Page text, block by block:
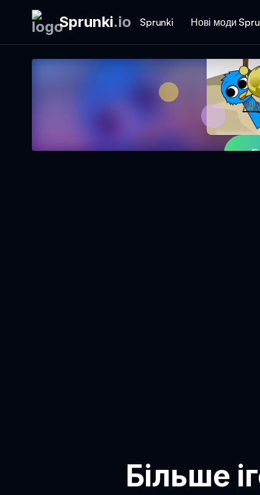
Sprunki.io Sprunki Нові моди
Більше